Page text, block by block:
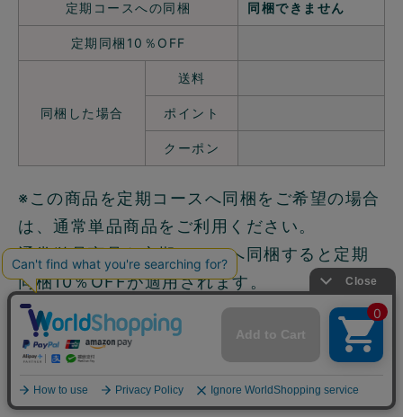
定期コースへの同梱 同梱できません
定期同梱10％OFF
同梱した場合
送料
ポイント
クーポン
※この商品を定期コースへ同梱をご希望の場合
は、通常単品商品をご利用ください。
通常単品商品を定期コースへ同梱すると定期
同梱10％OFFが適用されます。
通常単品商品はこちら ≫
関連商品